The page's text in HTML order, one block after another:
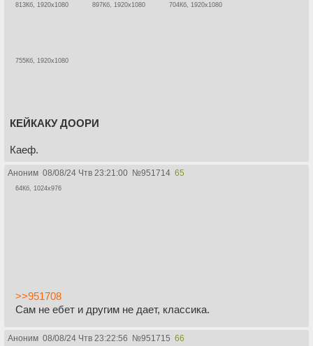
813Кб, 1920x1080 897Кб, 1920x1080 704Кб, 1920x1080
755Кб, 1920x1080
КЕЙКАКУ ДООРИ
Каеф.
Аноним 08/08/24 Чтв 23:21:00 №951714 65
64Кб, 1024x976
>>951708
Сам не ебет и другим не дает, классика.
Аноним 08/08/24 Чтв 23:22:56 №951715 66